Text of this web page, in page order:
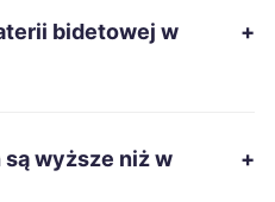
186 zł
bidetowej w
+
są wyższe niż w
+